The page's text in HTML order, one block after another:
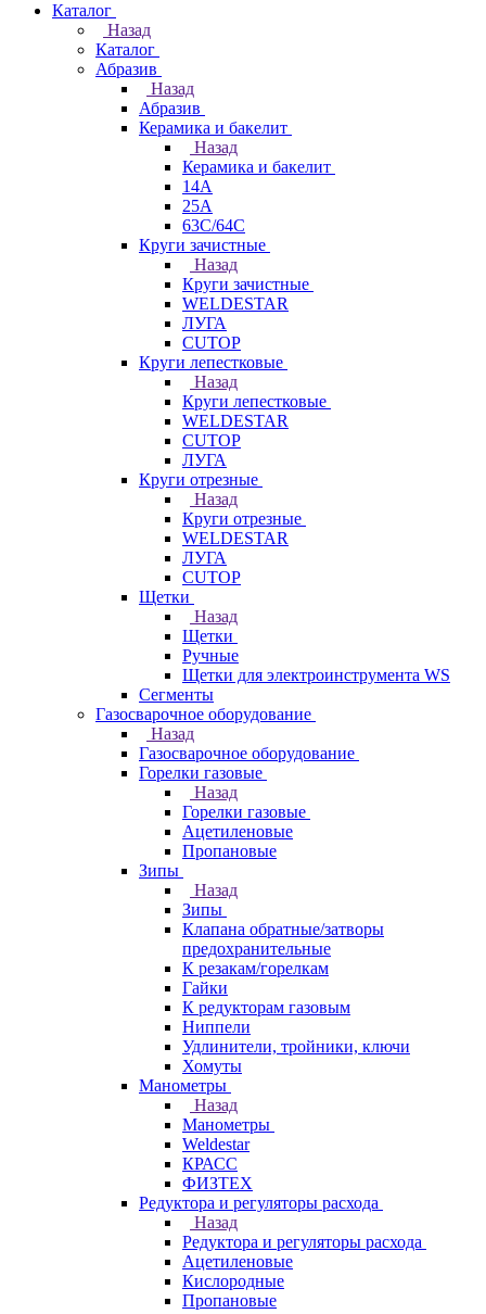
Каталог
Назад
Каталог
Абразив
Назад
Абразив
Керамика и бакелит
Назад
Керамика и бакелит
14А
25А
63С/64С
Круги зачистные
Назад
Круги зачистные
WELDESTAR
ЛУГА
CUTOP
Круги лепестковые
Назад
Круги лепестковые
WELDESTAR
CUTOP
ЛУГА
Круги отрезные
Назад
Круги отрезные
WELDESTAR
ЛУГА
CUTOP
Щетки
Назад
Щетки
Ручные
Щетки для электроинструмента WS
Сегменты
Газосварочное оборудование
Назад
Газосварочное оборудование
Горелки газовые
Назад
Горелки газовые
Ацетиленовые
Пропановые
Зипы
Назад
Зипы
Клапана обратные/затворы
предохранительные
К резакам/горелкам
Гайки
К редукторам газовым
Ниппели
Удлинители, тройники, ключи
Хомуты
Манометры
Назад
Манометры
Weldestar
КРАСС
ФИЗТЕХ
Редуктора и регуляторы расхода
Назад
Редуктора и регуляторы расхода
Ацетиленовые
Кислородные
Пропановые